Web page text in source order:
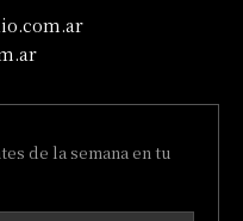
de la semana en tu